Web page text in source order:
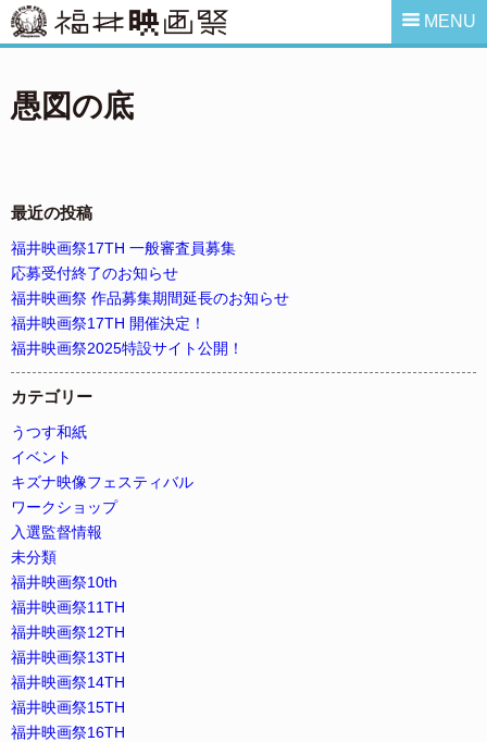
MENU
愚図の底
最近の投稿
福井映画祭17TH 一般審査員募集
応募受付終了のお知らせ
福井映画祭 作品募集期間延長のお知らせ
福井映画祭17TH 開催決定！
福井映画祭2025特設サイト公開！
カテゴリー
うつす和紙
イベント
キズナ映像フェスティバル
ワークショップ
入選監督情報
未分類
福井映画祭10th
福井映画祭11TH
福井映画祭12TH
福井映画祭13TH
福井映画祭14TH
福井映画祭15TH
福井映画祭16TH